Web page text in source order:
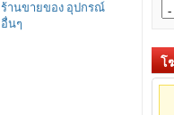
ร้านขายของ อุปกรณ์
อื่นๆ
โ